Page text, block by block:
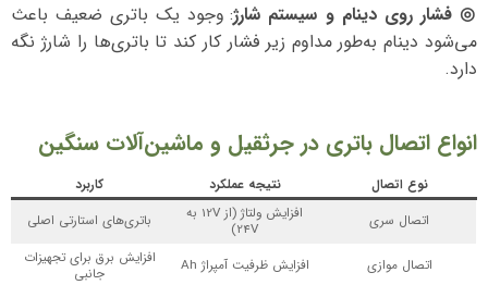
◎ فشار روی دینام و سیستم شارژ: وجود یک باتری ضعیف باعث
می‌شود دینام به‌طور مداوم زیر فشار کار کند تا باتری‌ها را شارژ نگه
دارد.
انواع اتصال باتری در جرثقیل و ماشین‌آلات سنگین
نوع اتصال نتیجه عملکرد
کاربرد
اتصال سری
افزایش ولتاژ (از 12V به
24V)
باتری‌های استارتی اصلی
اتصال موازی افزایش ظرفیت آمپراژ Ah
افزایش برق برای تجهیزات
جانبی